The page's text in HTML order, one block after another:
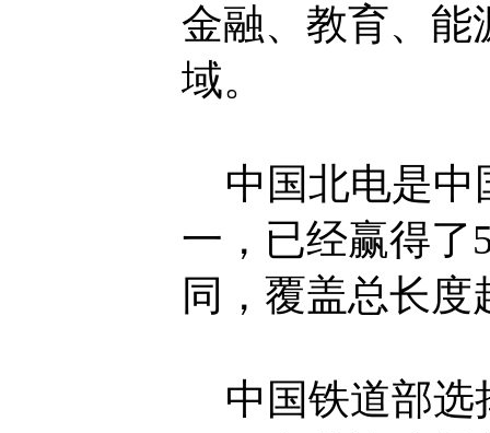
金融、教育、能
域。
中国北电是中
一，已经赢得了
同，覆盖总长度
中国铁道部选